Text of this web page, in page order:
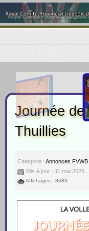
Journée
Thuillies
Catégorie : Annonces FVWB
Mis à jour : 11 mai 2026
Affichages : 8683